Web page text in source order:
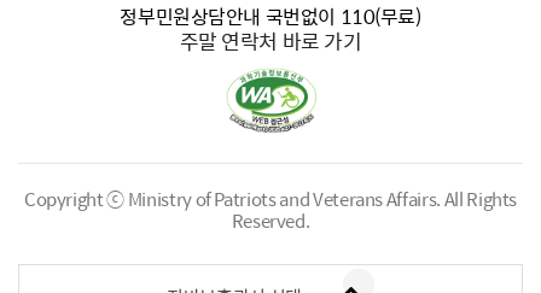
정부민원상담안내 국번없이 110(무료)
주말 연락처 바로 가기
Copyright ⓒ Ministry of Patriots and Veterans Affairs.All Rights
Reserved.